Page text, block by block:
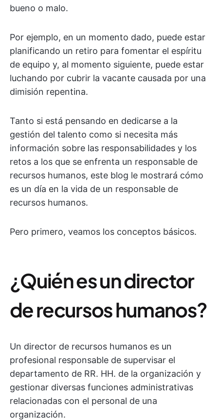
bueno o malo.
Por ejemplo, en un momento dado, puede estar
planificando un retiro para fomentar el espíritu
de equipo y, al momento siguiente, puede estar
luchando por cubrir la vacante causada por una
dimisión repentina.
Tanto si está pensando en dedicarse a la
gestión del talento como si necesita más
información sobre las responsabilidades y los
retos a los que se enfrenta un responsable de
recursos humanos, este blog le mostrará cómo
es un día en la vida de un responsable de
recursos humanos.
Pero primero, veamos los conceptos básicos.
¿Quién es un director
de recursos humanos?
Un director de recursos humanos es un
profesional responsable de supervisar el
departamento de RR. HH. de la organización y
gestionar diversas funciones administrativas
relacionadas con el personal de una
organización.